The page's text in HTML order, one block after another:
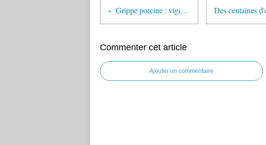
Grippe porcine : vigilance accrue en France
Commenter cet article
Ajouter un commentaire